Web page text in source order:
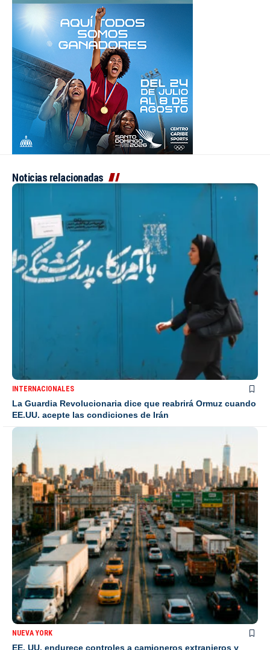
Noticias relacionadas
INTERNACIONALES
La Guardia Revolucionaria dice que reabrirá Ormuz cuando
EE.UU. acepte las condiciones de Irán
NUEVA YORK
EE. UU. endurece controles a camioneros extranjeros y